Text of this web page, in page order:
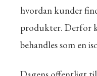
hvordan kunder
produkter. Derfor
behandles som en